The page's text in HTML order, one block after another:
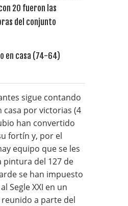
20 fueron las
del conjunto
sigue contando
casa por victorias (4
han convertido
fortín y, por el
equipo que se les
pintura del 127 de
se han impuesto
Segle XXI en un
a parte del